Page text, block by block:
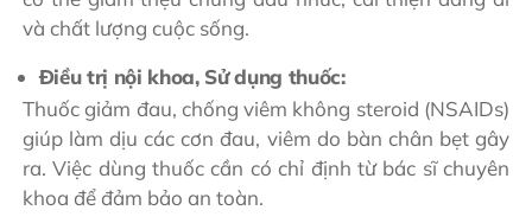
và chất lượng cuộc sống.
Điều trị nội khoa, Sử dụng thuốc:
Thuốc giảm đau, chống viêm không steroid (NSAIDs)
giúp làm dịu các cơn đau, viêm do bàn chân bẹt gây
ra. Việc dùng thuốc cần có chỉ định từ bác sĩ chuyên
khoa để đảm bảo an toàn.